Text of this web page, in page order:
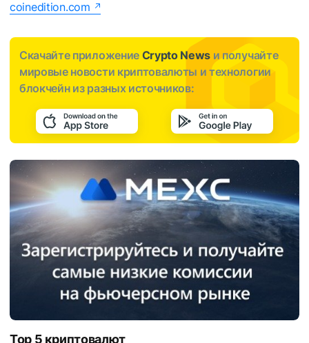
coinedition.com
Скачайте приложение Crypto News и получайте
мировые новости криптовалюты и технологии
блокчейн из разных источников:
Top 5 криптовалют